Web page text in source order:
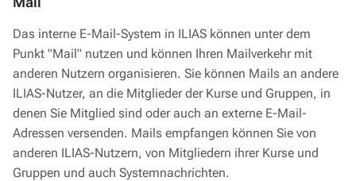
Das interne E-Mail-System in ILIAS können unter dem
Punkt "Mail" nutzen und können Ihren Mailverkehr mit
anderen Nutzern organisieren. Sie können Mails an andere
ILIAS-Nutzer, an die Mitglieder der Kurse und Gruppen, in
denen Sie Mitglied sind oder auch an externe E-Mail-
Adressen versenden. Mails empfangen können Sie von
anderen ILIAS-Nutzern, von Mitgliedern ihrer Kurse und
Gruppen und auch Systemnachrichten.